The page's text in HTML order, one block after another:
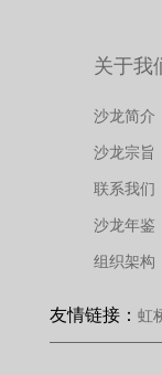
关于我
沙龙简介
沙龙宗旨
联系我们
沙龙年鉴
组织架构
友情链接： 虹